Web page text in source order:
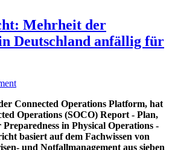
Mehrheit der
Deutschland anfällig für
Connected Operations Platform, hat
Operations (SOCO) Report - Plan,
in Physical Operations -
basiert auf dem Fachwissen von
und Notfallmanagement aus sieben